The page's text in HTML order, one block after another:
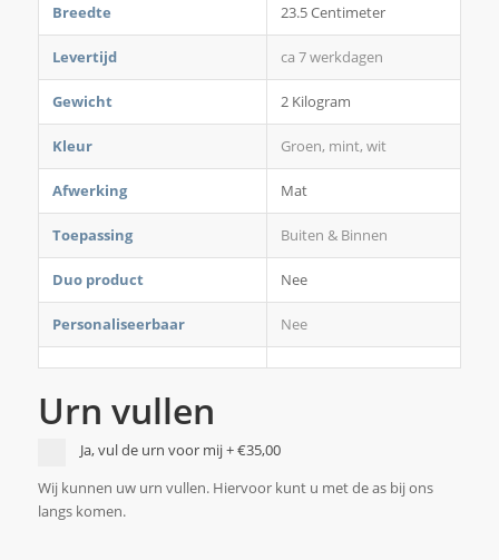
Breedte 23.5 Centimeter
Levertijd ca 7 werkdagen
Gewicht 2 Kilogram
Kleur Groen, mint, wit
Afwerking Mat
Toepassing Buiten & Binnen
Duo product Nee
Personaliseerbaar Nee
Urn vullen
Ja, vul de urn voor mij+€35,00
Wij kunnen uw urn vullen. Hiervoor kunt u met de as bij ons
langs komen.